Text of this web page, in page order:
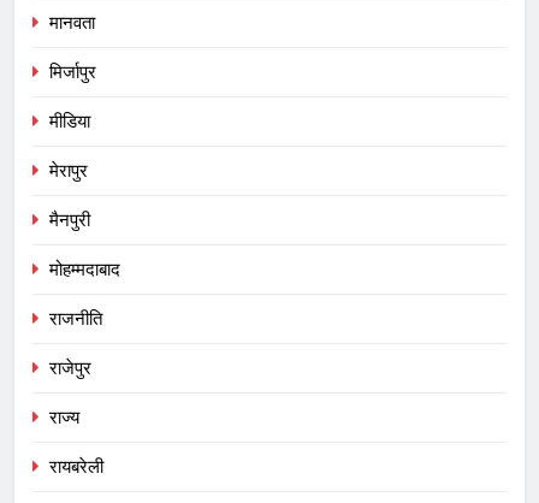
मानवता
मिर्जापुर
मीडिया
मेरापुर
मैनपुरी
मोहम्मदाबाद
राजनीति
राजेपुर
राज्य
रायबरेली